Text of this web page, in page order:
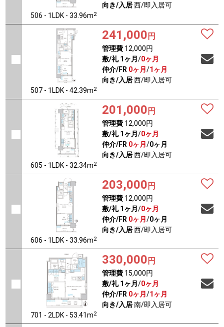
506 - 1LDK - 33.96m2
向き/入居西/即入居可
507 - 1LDK - 42.39m2
241,000 円
管理費12,000円
敷/礼 1ヶ月 /0ヶ月
仲介/FR 0ヶ月 /1ヶ月
向き/入居西/即入居可
605 - 1LDK - 32.34m2
201,000 円
管理費12,000円
敷/礼 1ヶ月 /0ヶ月
仲介/FR 0ヶ月 /0ヶ月
向き/入居西/即入居可
606 - 1LDK - 33.96m2
203,000 円
管理費12,000円
敷/礼 1ヶ月 /0ヶ月
仲介/FR 0ヶ月 /0ヶ月
向き/入居西/即入居可
701 - 2LDK - 53.41m2
330,000 円
管理費15,000円
敷/礼 1ヶ月 /0ヶ月
仲介/FR 0ヶ月 /1ヶ月
向き/入居南/即入居可